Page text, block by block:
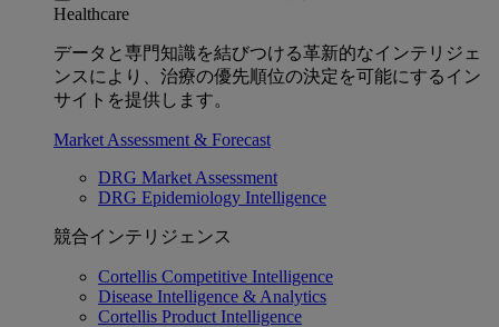
Healthcare
データと専門知識を結びつける革新的なインテリジェ
ンスにより、治療の優先順位の決定を可能にするイン
サイトを提供します。
Market Assessment & Forecast
DRG Market Assessment
DRG Epidemiology Intelligence
競合インテリジェンス
Cortellis Competitive Intelligence
Disease Intelligence & Analytics
Cortellis Product Intelligence